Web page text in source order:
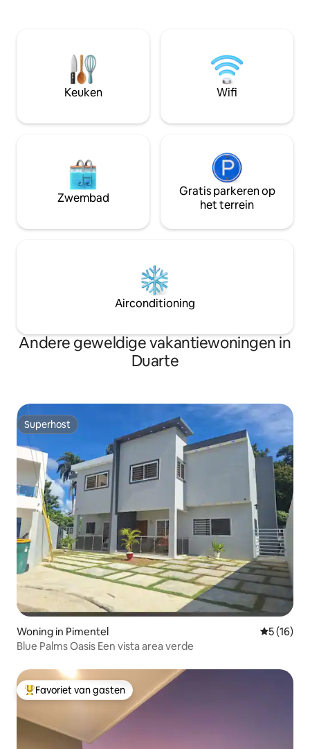
dat er een andere villa is, maar deze villa
deelt alleen in de achtertuin, barbecue
en picuzzi. De andere villa is apart te
Keuken Wifi
Zwembad
Gratis parkeren op
het terrein
Airconditioning
Andere geweldige vakantiewoningen in
Duarte
Superhost
Superhost
Woning in Pimentel
5 (16)
Blue Palms Oasis Een vista area verde
Topfavoriet van gasten
Favoriet van gasten